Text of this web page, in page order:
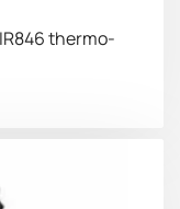
IR846 thermo-